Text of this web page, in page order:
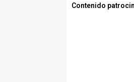
Contenido